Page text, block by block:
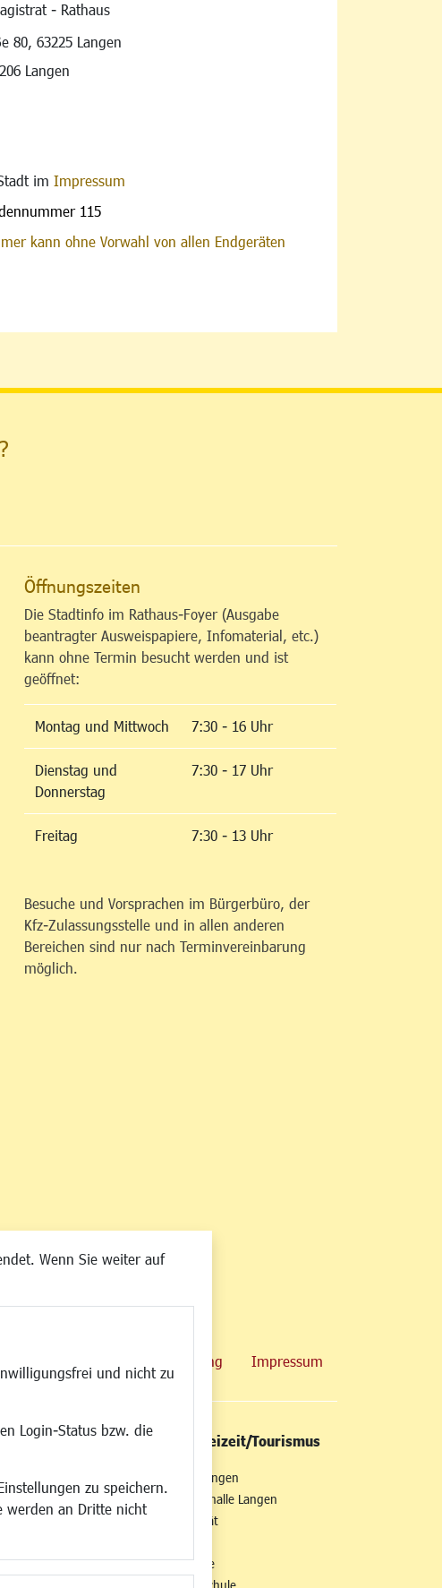
Wenn Sie weiter auf
und nicht zu
Login-Status bzw. die
zu speichern.
werden an Dritte nicht
- Rathaus
Navigation
80, 63225 Langen
Langen
im Impressum
115
kann ohne Vorwahl von allen Endgeräten
Öffnungszeiten
Die Stadtinfo im Rathaus-Foyer (Ausgabe
beantragter Ausweispapiere, Infomaterial, etc.)
kann ohne Termin besucht werden und ist
geöffnet:
Montag und Mittwoch 7:30 - 16 Uhr
Dienstag und
Donnerstag
7:30 - 17 Uhr
Freitag 7:30 - 13 Uhr
Besuche und Vorsprachen im Bürgerbüro, der
Kfz-Zulassungsstelle und in allen anderen
Bereichen sind nur nach Terminvereinbarung
möglich.
Datenschutzerklärung Impressum
Mobilität Kultur/Freizeit/Tourismus
Veranstaltungen
Neue Stadthalle Langen
Stadtporträt
Musikschule
Volkshochschule